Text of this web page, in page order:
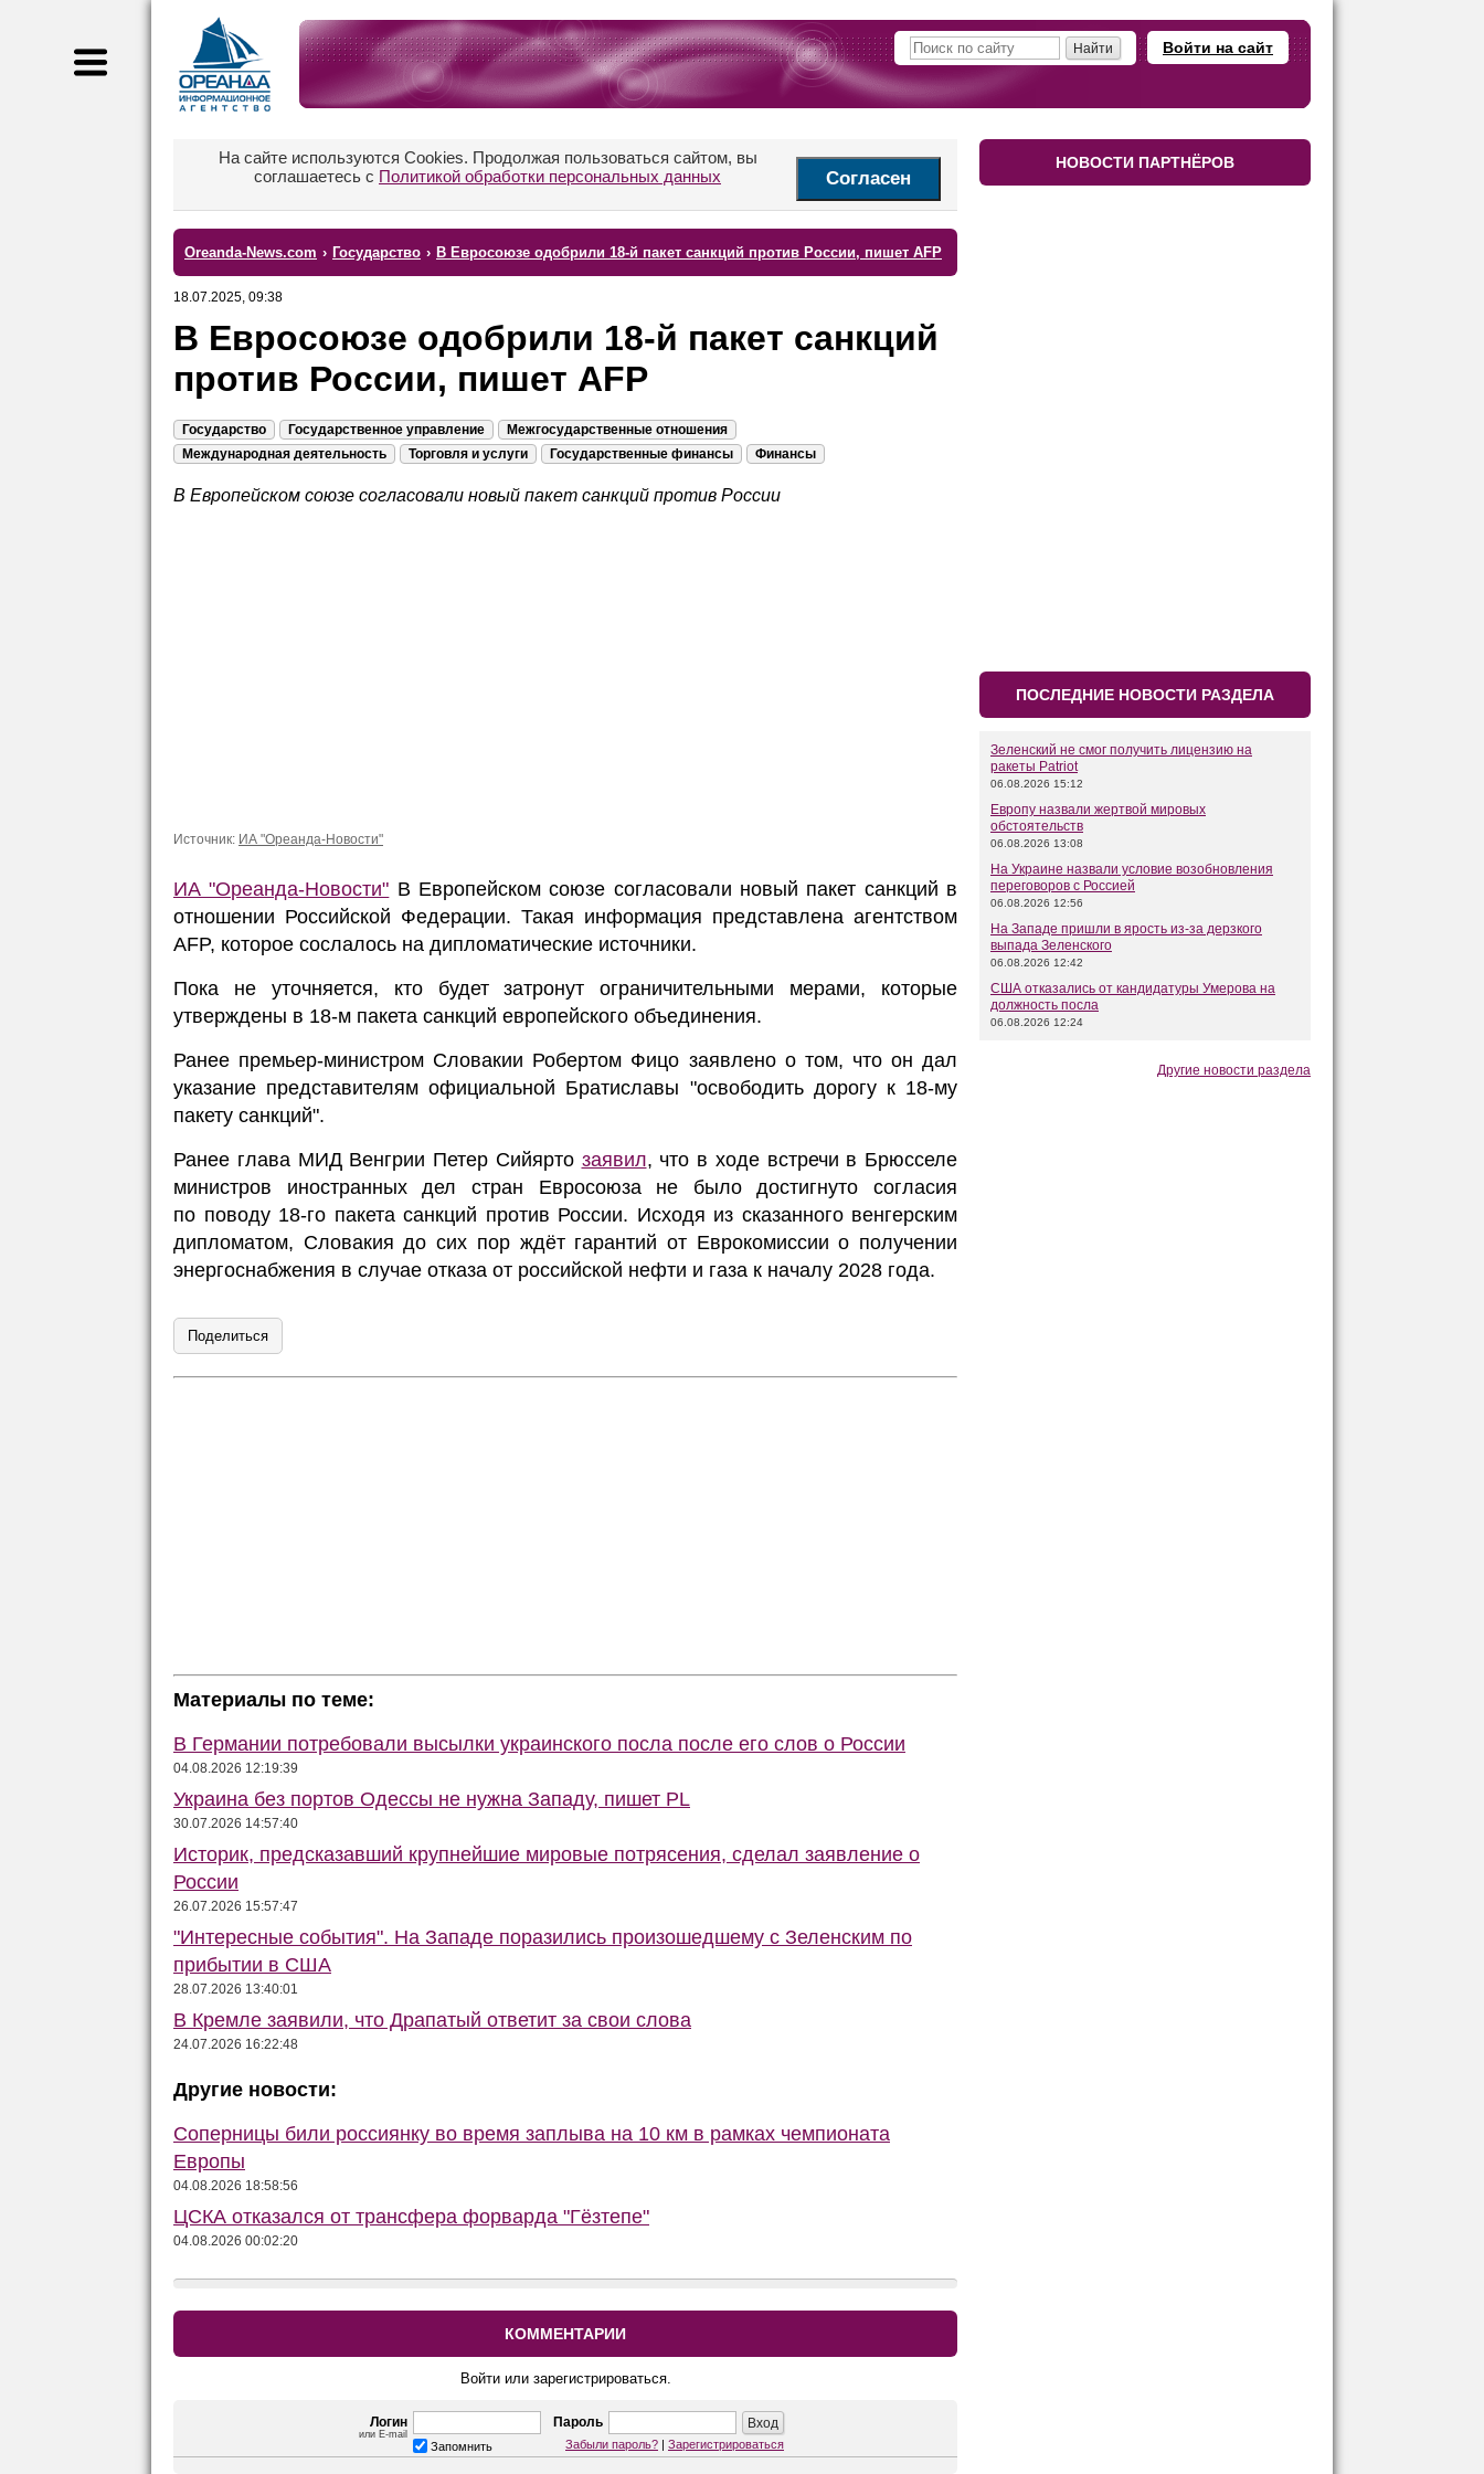
Войти на сайт
На сайте используются Cookies. Продолжая пользоваться сайтом, вы
соглашаетесь с Политикой обработки персональных данных Согласен
Oreanda-News.com › Государство › В Евросоюзе одобрили 18-й пакет санкций против России, пишет AFP
18.07.2025, 09:38
В Евросоюзе одобрили 18-й пакет санкций
против России, пишет AFP
Государство Государственное управление
Межгосударственные отношения
Международная деятельность
Торговля и услуги Государственные финансы Финансы
В Европейском союзе согласовали новый пакет санкций против России
Источник: ИА "Ореанда-Новости"
ИА "Ореанда-Новости" В Европейском союзе согласовали новый пакет санкций в
отношении Российской Федерации. Такая информация представлена агентством
AFP, которое сослалось на дипломатические источники.
Пока не уточняется, кто будет затронут ограничительными мерами, которые
утверждены в 18-м пакета санкций европейского объединения.
Ранее премьер-министром Словакии Робертом Фицо заявлено о том, что он дал
указание представителям официальной Братиславы "освободить дорогу к 18-му
пакету санкций".
Ранее глава МИД Венгрии Петер Сийярто заявил, что в ходе встречи в Брюсселе
министров иностранных дел стран Евросоюза не было достигнуто согласия
по поводу 18-го пакета санкций против России. Исходя из сказанного венгерским
дипломатом, Словакия до сих пор ждёт гарантий от Еврокомиссии о получении
энергоснабжения в случае отказа от российской нефти и газа к началу 2028 года.
Поделиться
Материалы по теме:
В Германии потребовали высылки украинского посла после его слов о России
04.08.2026 12:19:39
Украина без портов Одессы не нужна Западу, пишет PL
30.07.2026 14:57:40
Историк, предсказавший крупнейшие мировые потрясения, сделал заявление о
России
26.07.2026 15:57:47
"Интересные события". На Западе поразились произошедшему с Зеленским по
прибытии в США
28.07.2026 13:40:01
В Кремле заявили, что Драпатый ответит за свои слова
24.07.2026 16:22:48
Другие новости:
Соперницы били россиянку во время заплыва на 10 км в рамках чемпионата
Европы
04.08.2026 18:58:56
ЦСКА отказался от трансфера форварда "Гёзтепе"
04.08.2026 00:02:20
КОММЕНТАРИИ
Войти или зарегистрироваться.
Логин
или E-mail
Пароль
Запомнить Забыли пароль? | Зарегистрироваться
НОВОСТИ ПАРТНЁРОВ
ПОСЛЕДНИЕ НОВОСТИ РАЗДЕЛА
Зеленский не смог получить лицензию на
ракеты Patriot
06.08.2026 15:12
Европу назвали жертвой мировых
обстоятельств
06.08.2026 13:08
На Украине назвали условие возобновления
переговоров с Россией
06.08.2026 12:56
На Западе пришли в ярость из-за дерзкого
выпада Зеленского
06.08.2026 12:42
США отказались от кандидатуры Умерова на
должность посла
06.08.2026 12:24
Другие новости раздела